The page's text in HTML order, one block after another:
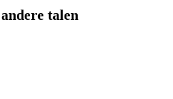
talen